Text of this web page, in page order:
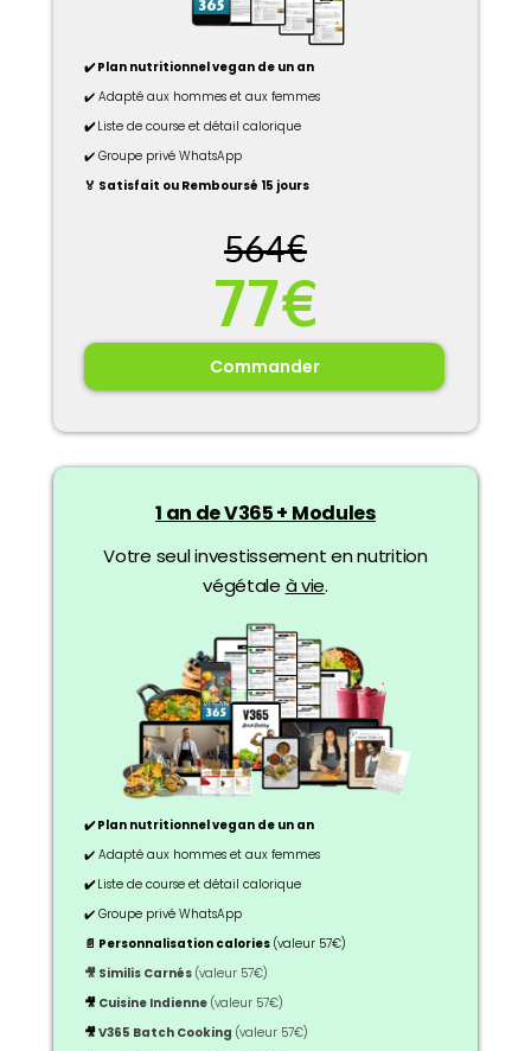
✔️ Plan nutritionnel vegan de un an
✔️ Adapté aux hommes et aux femmes
✔️Liste de course et détail calorique
✔️ Groupe privé WhatsApp
🏅 Satisfait ou Remboursé 15 jours
564€
77€
Commander
1 an de V365 + Modules
Votre seul investissement en nutrition
végétale à vie.
✔️ Plan nutritionnel vegan de un an
✔️ Adapté aux hommes et aux femmes
✔️Liste de course et détail calorique
✔️ Groupe privé WhatsApp
📄 Personnalisation calories (valeur 57€)
🎥 Similis Carnés (valeur 57€)
🎥 Cuisine Indienne (valeur 57€)
🎥V365 Batch Cooking (valeur 57€)